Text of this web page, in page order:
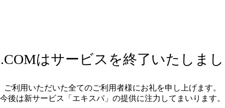
はサービスを終了いたしま
ご利用いただいた全てのご利用者様にお礼を申し上げます。
今後は新サービス「エキスパ」の提供に注力してまいります。